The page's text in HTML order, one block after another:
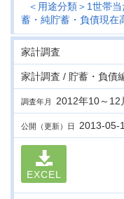
＜用途分類＞1世帯
蓄・純貯蓄・負債現在
家計調査
家計調査 / 貯蓄・負債
調査年月 2012年10～12
公開（更新）日 2013-05-
EXCEL